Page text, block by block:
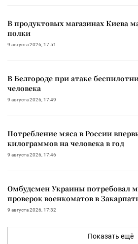
В продуктовых магазинах Киева
полки
9 августа 2026, 17:51
В Белгороде при атаке
человека
9 августа 2026, 17:49
Потребление мяса в России
килограммов на человека в год
9 августа 2026, 17:46
Омбудсмен Украины потребовал
проверок военкоматов в
9 августа 2026, 17:32
Показать ещё